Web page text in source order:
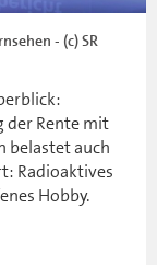
- (c) SR
der Rente mit
belastet auch
Radioaktives
Hobby.